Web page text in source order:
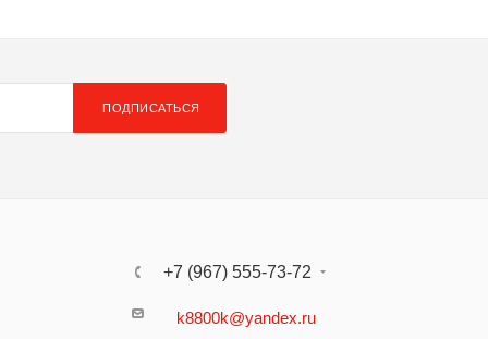
ПОДПИСАТЬСЯ
+7 (967) 555-73-72
k8800k@yandex.ru